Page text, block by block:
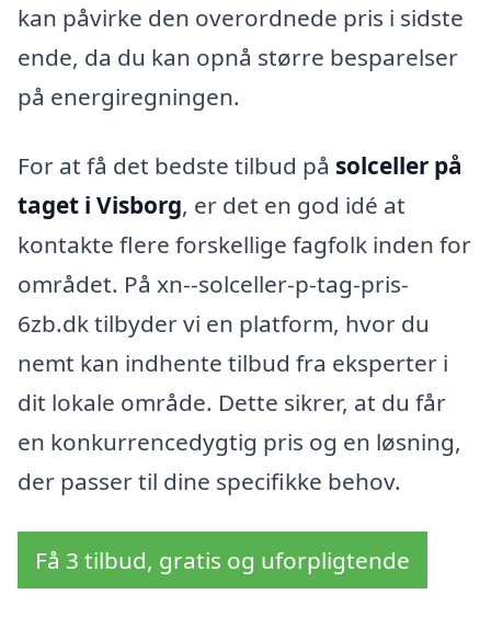
kan påvirke den overordnede pris i sidste
ende, da du kan opnå større besparelser
på energiregningen.
For at få det bedste tilbud på solceller på
taget i Visborg, er det en god idé at
kontakte flere forskellige fagfolk inden for
området. På xn--solceller-p-tag-pris-
6zb.dk tilbyder vi en platform, hvor du
nemt kan indhente tilbud fra eksperter i
dit lokale område. Dette sikrer, at du får
en konkurrencedygtig pris og en løsning,
der passer til dine specifikke behov.
Få 3 tilbud, gratis og uforpligtende